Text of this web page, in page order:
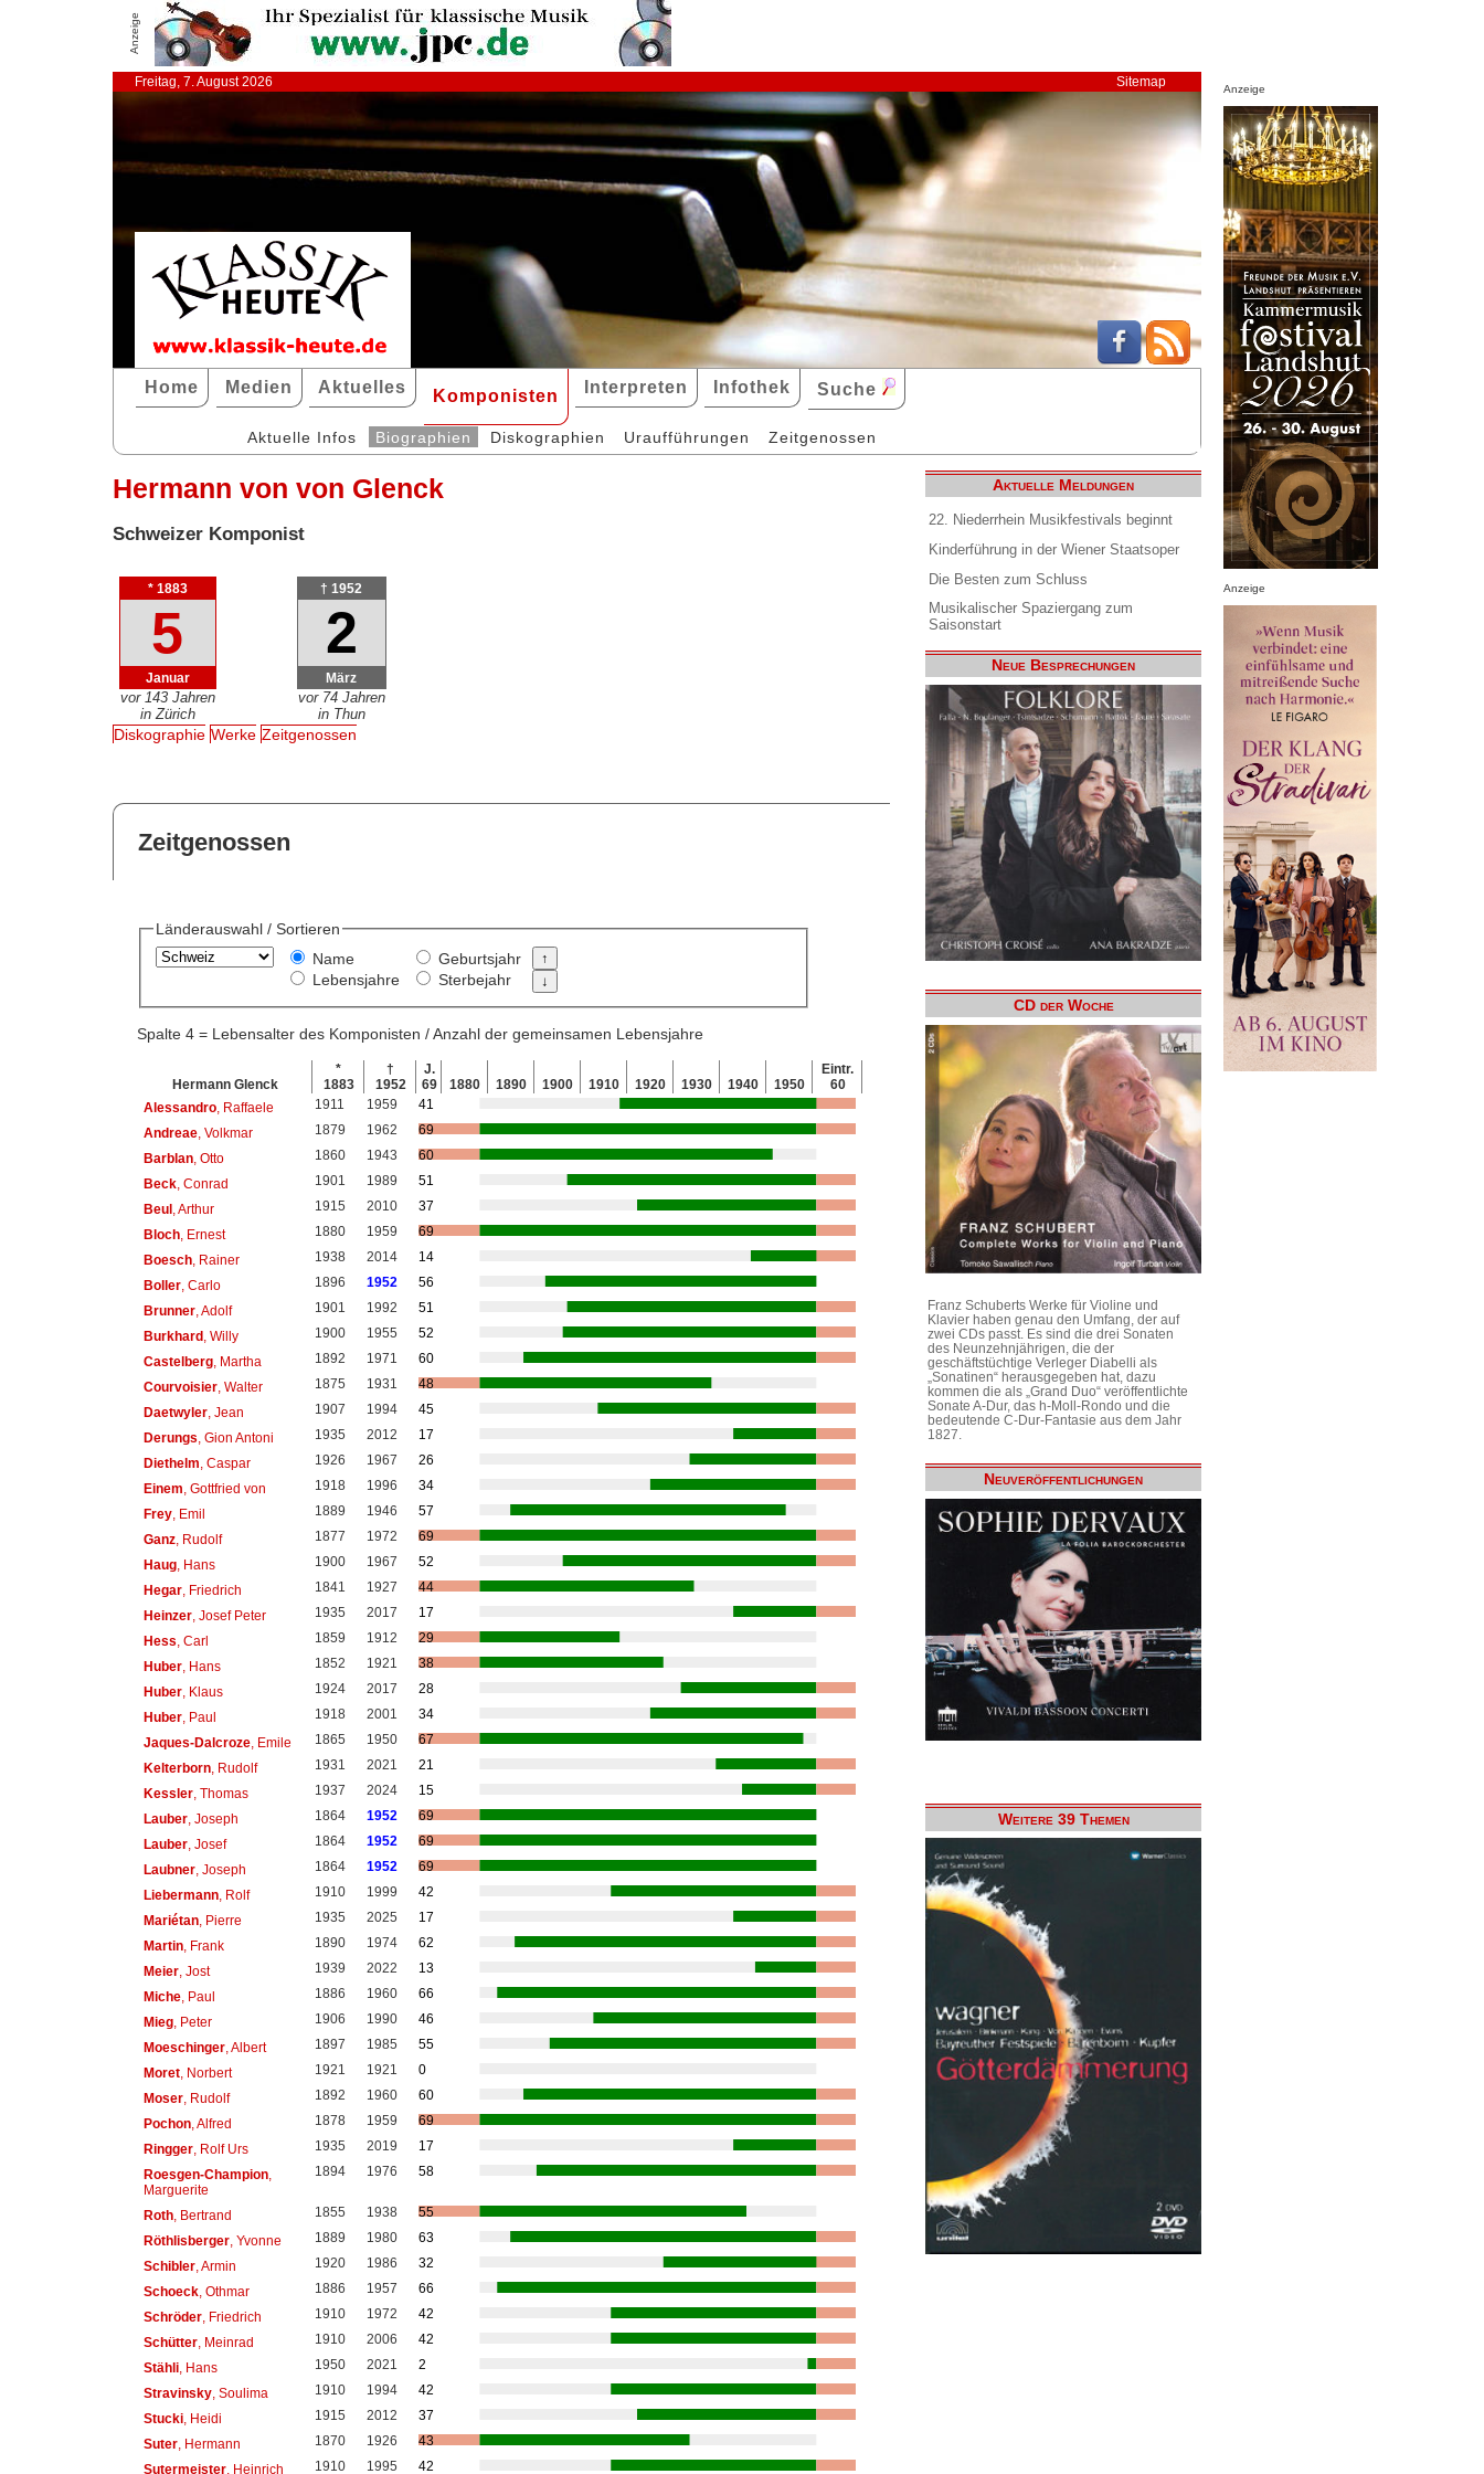
Anzeige
Freitag, 7. August 2026 Sitemap
Home Medien Aktuelles Komponisten Interpreten Infothek Suche
Aktuelle Infos Biographien Diskographien Uraufführungen Zeitgenossen
Hermann von von Glenck
Schweizer Komponist
* 1883
5
Januar
vor 143 Jahren
in Zürich
† 1952
2
März
vor 74 Jahren
in Thun
Diskographie Werke Zeitgenossen
Zeitgenossen
Länderauswahl / Sortieren
Name
Lebensjahre
Geburtsjahr
Sterbejahr
Spalte 4 = Lebensalter des Komponisten / Anzahl der gemeinsamen Lebensjahre
Hermann Glenck
*
1883
†
1952
J.
69
1880 1890 1900 1910 1920 1930 1940 1950
Eintr.
60
Alessandro, Raffaele 1911 1959
41
Andreae, Volkmar 1879 1962
69
Barblan, Otto 1860 1943
60
Beck, Conrad 1901 1989
51
Beul, Arthur 1915 2010
37
Bloch, Ernest 1880 1959
69
Boesch, Rainer 1938 2014
14
Boller, Carlo 1896 1952
56
Brunner, Adolf 1901 1992
51
Burkhard, Willy 1900 1955
52
Castelberg, Martha 1892 1971
60
Courvoisier, Walter 1875 1931
48
Daetwyler, Jean 1907 1994
45
Derungs , Gion Antoni 1935 2012
17
Diethelm , Caspar 1926 1967
26
Einem , Gottfried von 1918 1996
34
Frey, Emil 1889 1946
57
Ganz, Rudolf 1877 1972
69
Haug, Hans 1900 1967
52
Hegar, Friedrich 1841 1927
44
Heinzer, Josef Peter 1935 2017
17
Hess , Carl 1859 1912
29
Huber, Hans 1852 1921
38
Huber, Klaus 1924 2017
28
Huber, Paul 1918 2001
34
Jaques-Dalcroze, Emile 1865 1950
67
Kelterborn, Rudolf 1931 2021
21
Kessler, Thomas 1937 2024
15
Lauber, Joseph 1864 1952
69
Lauber, Josef 1864 1952
69
Laubner, Joseph 1864 1952
69
Liebermann, Rolf 1910 1999
42
Mariétan, Pierre 1935 2025
17
Martin, Frank 1890 1974
62
Meier, Jost 1939 2022
13
Miche, Paul 1886 1960
66
Mieg, Peter 1906 1990
46
Moeschinger, Albert 1897 1985
55
Moret, Norbert 1921 1921
0
Moser, Rudolf 1892 1960
60
Pochon, Alfred 1878 1959
69
Ringger, Rolf Urs 1935 2019
17
Roesgen-Champion,
Marguerite
1894 1976 58
Roth, Bertrand 1855 1938
55
Röthlisberger, Yvonne 1889 1980
63
Schibler, Armin 1920 1986
32
Schoeck, Othmar 1886 1957
66
Schröder, Friedrich 1910 1972
42
Schütter, Meinrad 1910 2006
42
Stähli, Hans 1950 2021
2
Stravinsky, Soulima 1910 1994
42
Stucki, Heidi 1915 2012
37
Suter, Hermann 1870 1926
43
Sutermeister, Heinrich 1910 1995 42
Aktuelle Meldungen
22. Niederrhein Musikfestivals beginnt
Kinderführung in der Wiener Staatsoper
Die Besten zum Schluss
Musikalischer Spaziergang zum
Saisonstart
Neue Besprechungen
CD der Woche
Franz Schuberts Werke für Violine und
Klavier haben genau den Umfang, der auf
zwei CDs passt. Es sind die drei Sonaten
des Neunzehnjährigen, die der
geschäftstüchtige Verleger Diabelli als
„Sonatinen“ herausgegeben hat, dazu
kommen die als „Grand Duo“ veröffentlichte
Sonate A-Dur, das h-Moll-Rondo und die
bedeutende C-Dur-Fantasie aus dem Jahr
1827.
Neuveröffentlichungen
Weitere 39 Themen
Anzeige
Anzeige